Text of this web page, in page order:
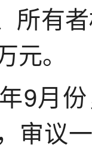
所有
。
9月
审议